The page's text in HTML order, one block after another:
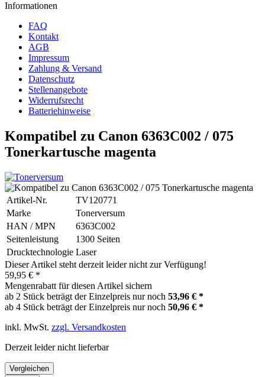
Informationen
FAQ
Kontakt
AGB
Impressum
Zahlung & Versand
Datenschutz
Stellenangebote
Widerrufsrecht
Batteriehinweise
Kompatibel zu Canon 6363C002 / 075
Tonerkartusche magenta
Artikel-Nr.
TV120771
Marke
Tonerversum
HAN / MPN
6363C002
Seitenleistung
1300 Seiten
Drucktechnologie Laser
Dieser Artikel steht derzeit leider nicht zur Verfügung!
59,95 € *
Mengenrabatt für diesen Artikel sichern
ab 2 Stück beträgt der Einzelpreis nur noch 53,96 € *
ab 4 Stück beträgt der Einzelpreis nur noch 50,96 € *
inkl. MwSt. zzgl. Versandkosten
Derzeit leider nicht lieferbar
Vergleichen